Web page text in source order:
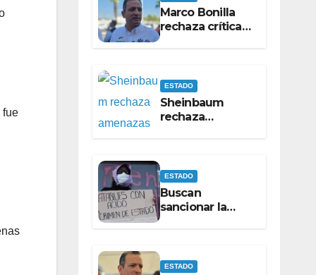
fue
Marco Bonilla
rechaza críticas
de Pérez Cuéllar
ESTADO
Sheinbaum
rechaza
ESTADO
Buscan
sancionar la
violencia ácida
ESTADO